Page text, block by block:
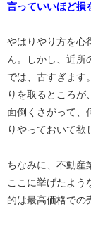
言っていいほど損
やはりやり方を心
ん。しかし、近所
では、古すぎます
りを取るところが
面倒くさがって、
りやっておいて欲
ちなみに、不動産
ここに挙げたよう
的は最高価格での